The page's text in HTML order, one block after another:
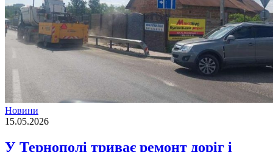
Новини
15.05.2026
У Тернополі триває ремонт доріг і